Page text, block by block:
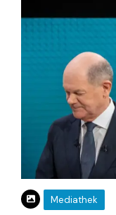
Mediathek